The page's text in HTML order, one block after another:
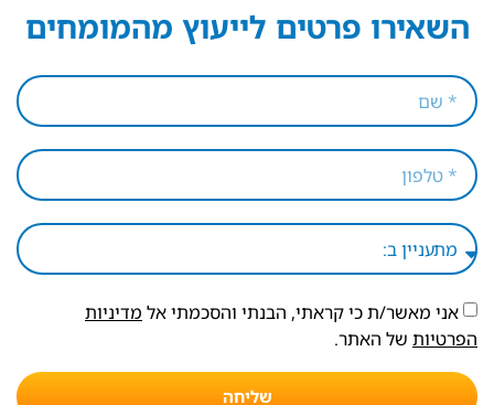
השאירו פרטים לייעוץ מהמומחים
אני מאשר/ת כי קראתי, הבנתי והסכמתי אל מדיניות
הפרטיות של האתר.
שליחה